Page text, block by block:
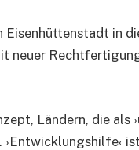
Eisenhüttenstadt in
neuer
Ländern, die als